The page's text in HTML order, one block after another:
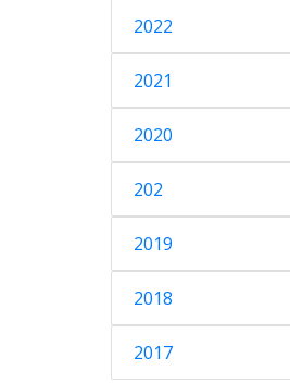
2022
2021
2020
202
2019
2018
2017